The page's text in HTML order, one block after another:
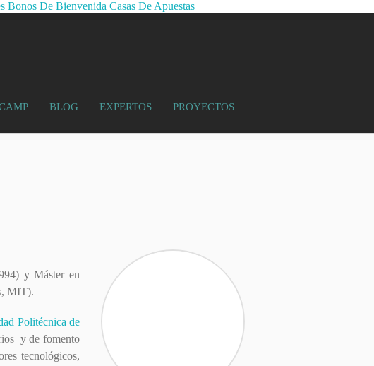
Bonos De Bienvenida Casas De Apuestas
BLOG EXPERTOS PROYECTOS
y Máster en
MIT).
Politécnica de
y de fomento
tecnológicos,